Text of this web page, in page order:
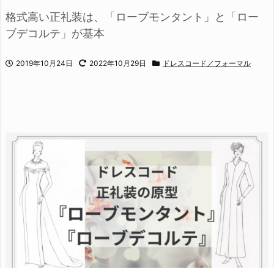
格式高い正礼装は、「ローブモンタント」と「ロー
ブデコルテ」が基本
2019年10月24日 2022年10月29日 ドレスコード／フォーマル